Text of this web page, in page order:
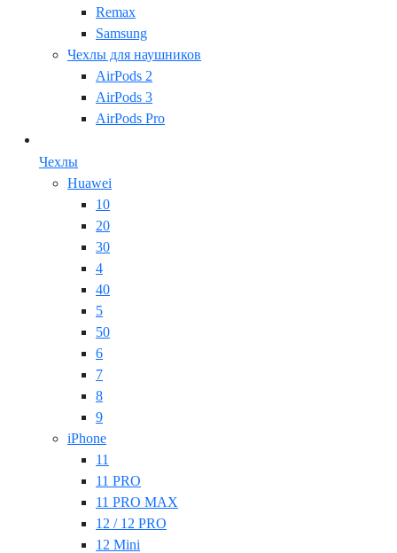
Remax
Samsung
Чехлы для наушников
AirPods 2
AirPods 3
AirPods Pro
Чехлы
Huawei
10
20
30
4
40
5
50
6
7
8
9
iPhone
11
11 PRO
11 PRO MAX
12 / 12 PRO
12 Mini